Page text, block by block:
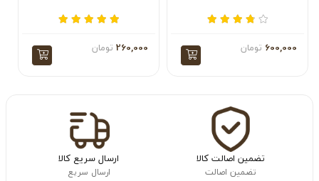
600,000 تومان 260,000 تومان
تضمین اصالت کالا
تضمین اصالت
ارسال سریع کالا
ارسال سریع